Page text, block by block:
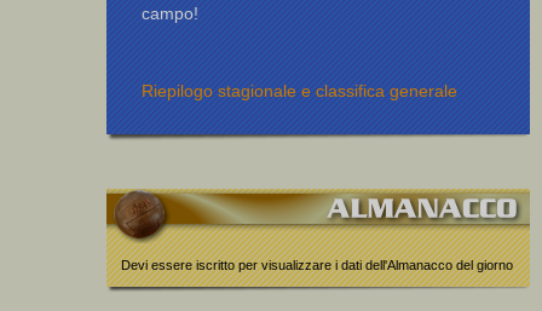
campo!
Riepilogo stagionale e classifica generale
Devi essere iscritto per visualizzare i dati dell'Almanacco del giorno